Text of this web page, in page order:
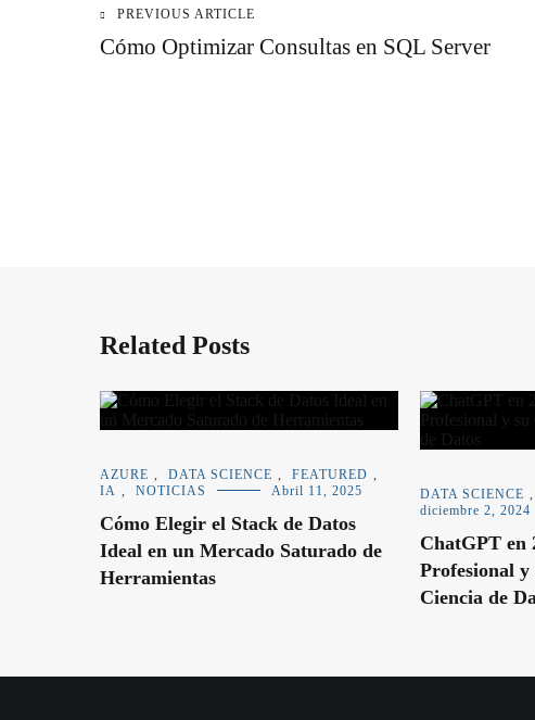
Navegación
PREVIOUS ARTICLE
Cómo Optimizar Consultas en SQL Server
Related Posts
AZURE , DATA SCIENCE , FEATURED ,
IA , NOTICIAS Abril 11, 2025
Cómo Elegir el Stack de Datos
Ideal en un Mercado Saturado de
Herramientas
DATA SCIENCE ,
diciembre 2, 2024
ChatGPT en
Profesional y
Ciencia de